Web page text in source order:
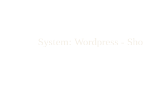
System: Wordpress -